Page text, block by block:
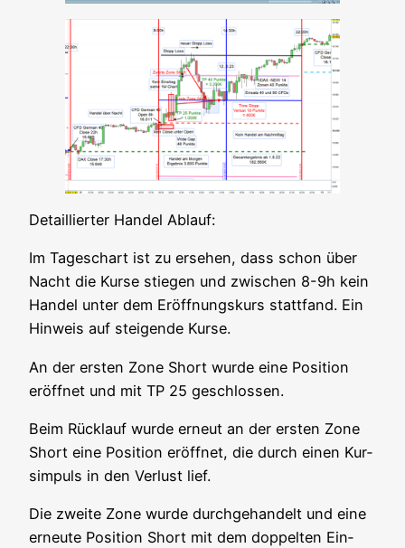
Detail­lier­ter Han­del Ablauf:
Im Tages­chart ist zu erse­hen, dass schon über
Nacht die Kur­se stie­gen und zwi­schen 8-9h kein
Han­del unter dem Eröff­nungs­kurs statt­fand. Ein
Hin­weis auf stei­gen­de Kurse.
An der ers­ten Zone Short wur­de eine Posi­ti­on
eröff­net und mit TP 25 geschlossen.
Beim Rück­lauf wur­de erneut an der ers­ten Zone
Short eine Posi­ti­on eröff­net, die durch einen Kur­
s­im­puls in den Ver­lust lief.
Die zwei­te Zone wur­de durch­ge­han­delt und eine
erneu­te Posi­ti­on Short mit dem dop­pel­ten Ein­